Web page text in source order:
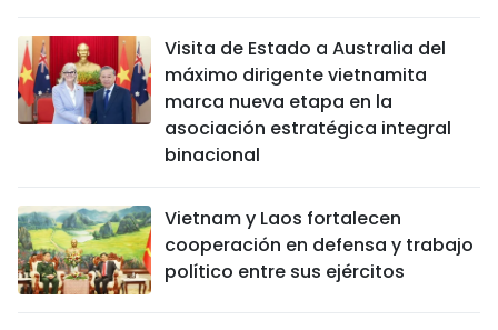
Visita de Estado a Australia del
máximo dirigente vietnamita
marca nueva etapa en la
asociación estratégica integral
binacional
Vietnam y Laos fortalecen
cooperación en defensa y trabajo
político entre sus ejércitos